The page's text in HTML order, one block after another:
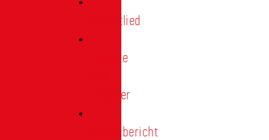
Heimatlied
Freunde
Förderer
Jahresbericht